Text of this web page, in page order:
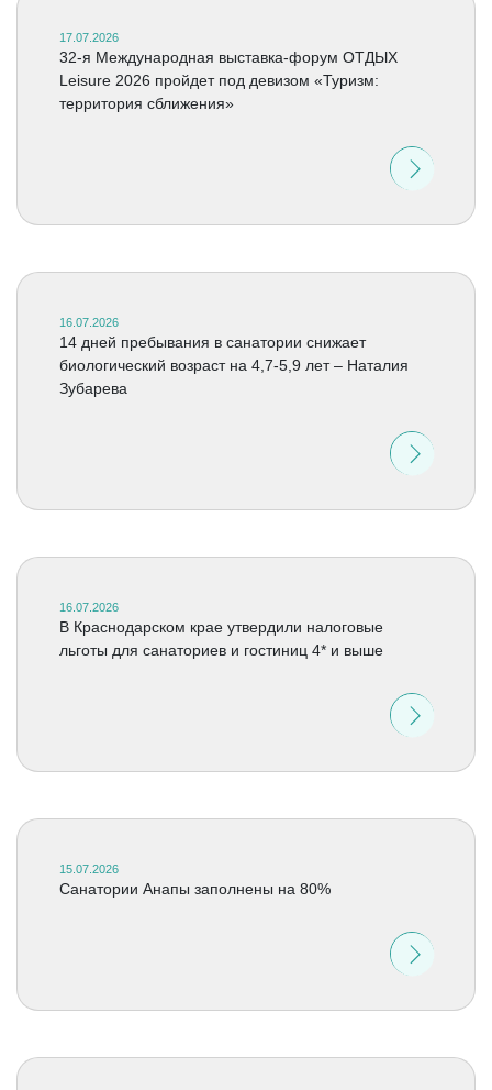
17.07.2026
32-я Международная выставка-форум ОТДЫХ
Leisure 2026 пройдет под девизом «Туризм:
территория сближения»
16.07.2026
14 дней пребывания в санатории снижает
биологический возраст на 4,7-5,9 лет – Наталия
Зубарева
16.07.2026
В Краснодарском крае утвердили налоговые
льготы для санаториев и гостиниц 4* и выше
15.07.2026
Санатории Анапы заполнены на 80%